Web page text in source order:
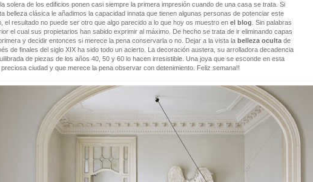
solera de los edificios ponen casi siempre la primera impresión cuando de una casa se trata. Si
belleza clásica le añadimos la capacidad innata que tienen algunas personas de potenciar este
el resultado no puede ser otro que algo parecido a lo que hoy os muestro en el blog . Sin palabras
el cual sus propietarios han sabido exprimir al máximo. De hecho se trata de ir eliminando capas
y decidir entonces si merece la pena conservarla o no. Dejar a la vista la belleza oculta de
de finales del siglo XIX ha sido todo un acierto. La decoración austera, su arrolladora decadencia
de piezas de los años 40, 50 y 60 lo hacen irresistible. Una joya que se esconde en esta
preciosa ciudad y que merece la pena observar con detenimiento. Feliz semana!!